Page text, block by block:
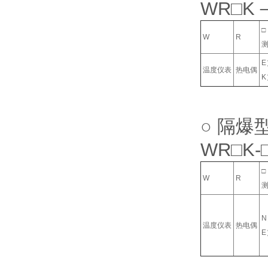
WR□K
W R
□
温度仪表 热电偶
○ 隔爆
W R
□
温度仪表 热电偶